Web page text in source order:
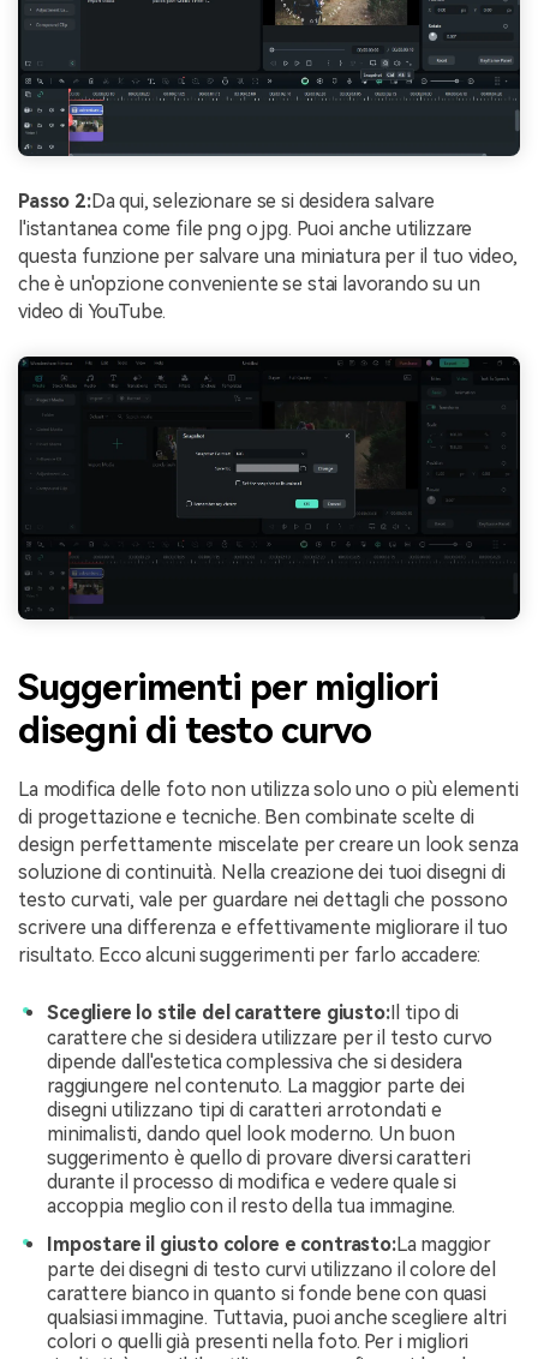
Passo 2:Da qui, selezionare se si desidera salvare
l'istantanea come file png o jpg. Puoi anche utilizzare
questa funzione per salvare una miniatura per il tuo video,
che è un'opzione conveniente se stai lavorando su un
video di YouTube.
Suggerimenti per migliori
disegni di testo curvo
La modifica delle foto non utilizza solo uno o più elementi
di progettazione e tecniche. Ben combinate scelte di
design perfettamente miscelate per creare un look senza
soluzione di continuità. Nella creazione dei tuoi disegni di
testo curvati, vale per guardare nei dettagli che possono
scrivere una differenza e effettivamente migliorare il tuo
risultato. Ecco alcuni suggerimenti per farlo accadere:
Scegliere lo stile del carattere giusto:Il tipo di
carattere che si desidera utilizzare per il testo curvo
dipende dall'estetica complessiva che si desidera
raggiungere nel contenuto. La maggior parte dei
disegni utilizzano tipi di caratteri arrotondati e
minimalisti, dando quel look moderno. Un buon
suggerimento è quello di provare diversi caratteri
durante il processo di modifica e vedere quale si
accoppia meglio con il resto della tua immagine.
Impostare il giusto colore e contrasto:La maggior
parte dei disegni di testo curvi utilizzano il colore del
carattere bianco in quanto si fonde bene con quasi
qualsiasi immagine. Tuttavia, puoi anche scegliere altri
colori o quelli già presenti nella foto. Per i migliori